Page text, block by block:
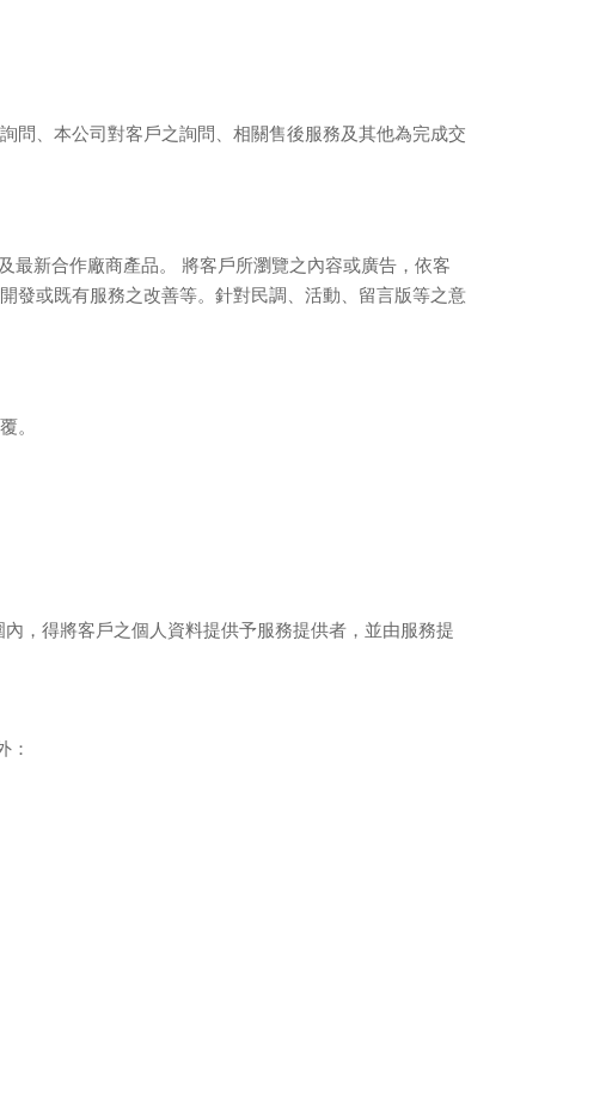
問、本公司對客戶之詢問、相關售後服務及其他為完成交
最新合作廠商產品。 將客戶所瀏覽之內容或廣告，依客
發或既有服務之改善等。針對民調、活動、留言版等之意
。
內，得將客戶之個人資料提供予服務提供者，並由服務提
：